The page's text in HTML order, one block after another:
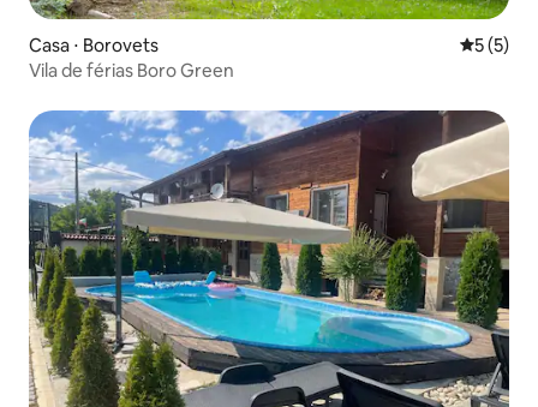
Casa ⋅ Borovets 5 de
5 (5)
Vila de férias Boro Green